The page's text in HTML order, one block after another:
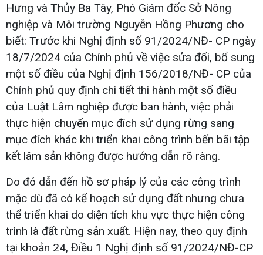
Hưng và Thủy Ba Tây, Phó Giám đốc Sở Nông
nghiệp và Môi trường Nguyễn Hồng Phương cho
biết: Trước khi Nghị định số 91/2024/NĐ- CP ngày
18/7/2024 của Chính phủ về việc sửa đổi, bổ sung
một số điều của Nghị định 156/2018/NĐ- CP của
Chính phủ quy định chi tiết thi hành một số điều
của Luật Lâm nghiệp được ban hành, việc phải
thực hiện chuyển mục đích sử dụng rừng sang
mục đích khác khi triển khai công trình bến bãi tập
kết lâm sản không được hướng dẫn rõ ràng.
Do đó dẫn đến hồ sơ pháp lý của các công trình
mặc dù đã có kế hoạch sử dụng đất nhưng chưa
thể triển khai do diện tích khu vực thực hiện công
trình là đất rừng sản xuất. Hiện nay, theo quy định
tại khoản 24, Điều 1 Nghị định số 91/2024/NĐ-CP